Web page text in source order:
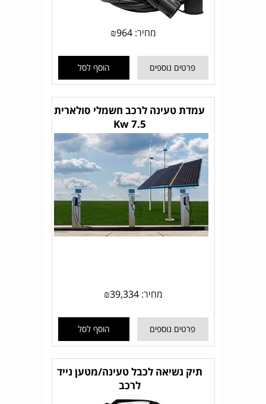
מחיר: ₪964
פרטים נוספים הוסף לסל
עמדת טעינה לרכב חשמלי סולארית
7.5 Kw
מחיר: ₪39,334
פרטים נוספים הוסף לסל
תיק נשיאה לכבל טעינה/מטען נייד
לרכב